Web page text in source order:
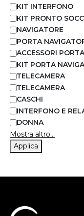
KIT INTERFONO
KIT PRONTO
NAVIGATORE
PORTA
ACCESSORI
KIT PORTA
TELECAMERA
TELECAMERA
CASCHI
INTERFONO E
DONNA
Mostra altro...
Applica